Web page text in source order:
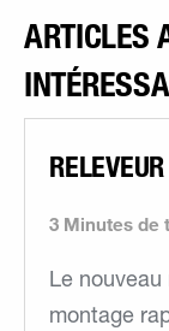
ARTICLES
3 Minutes de
Le
montage